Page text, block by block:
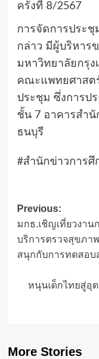
ครั้งที่ 8/2567
การจัดการประ
กล่าว มีผู้บริหาร
มหาวิทยาลัยกรุ
คณะแพทยศาสต
ประชุม ซึ่งการป
ชั้น 7 อาคารสำนั
ธนบุรี
#สำนักข่าวการศึ
Post
Previous:
มกธ.เชิญเที่ยวงาน
บริการตรวจสุขภา
สนุกกับการทดสอบ
หนุนเด็กไทยสู่อุ
More Stories